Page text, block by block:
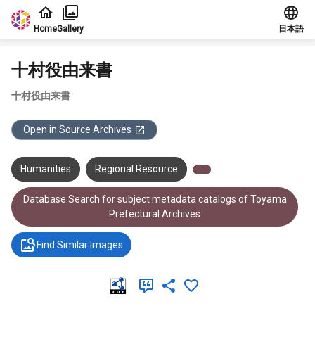
Jump to main content
HomeGallery 日本語
十村役由来書
十村役由来書
Open in Source Archives
Humanities Regional Resource
Database:Search for subject metadata catalogs of Toyama
Prefectural Archives
Find Similar Images